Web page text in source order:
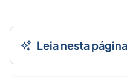
Leia nesta